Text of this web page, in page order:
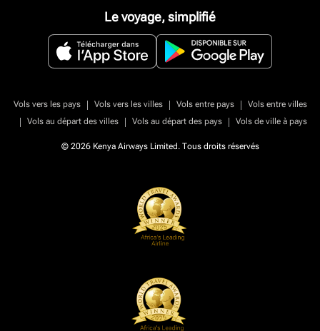
Le voyage, simplifié
Vols vers les pays | Vols vers les villes | Vols entre pays |
Vols entre villes
|
Vols au départ des villes | Vols au départ des pays | Vols de ville à pays
© 2026 Kenya Airways Limited. Tous droits réservés